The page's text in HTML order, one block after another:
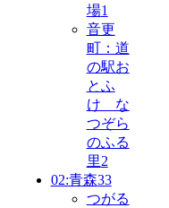
場1
音更
町：道
の駅お
とふ
け な
つぞら
のふる
里2
02:青森33
つがる